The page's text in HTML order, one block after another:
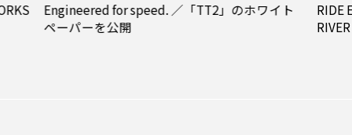
Engineered for speed. ／「TT2」のホワイト
ペーパーを公開
RIDE